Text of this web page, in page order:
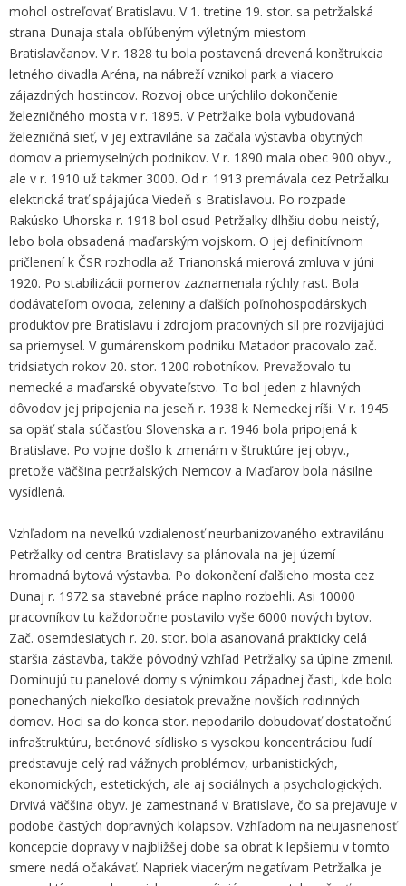
mohol ostreľovať Bratislavu. V 1. tretine 19. stor. sa petržalská
strana Dunaja stala obľúbeným výletným miestom
Bratislavčanov. V r. 1828 tu bola postavená drevená konštrukcia
letného divadla Aréna, na nábreží vznikol park a viacero
zájazdných hostincov. Rozvoj obce urýchlilo dokončenie
železničného mosta v r. 1895. V Petržalke bola vybudovaná
železničná sieť, v jej extraviláne sa začala výstavba obytných
domov a priemyselných podnikov. V r. 1890 mala obec 900 obyv.,
ale v r. 1910 už takmer 3000. Od r. 1913 premávala cez Petržalku
elektrická trať spájajúca Viedeň s Bratislavou. Po rozpade
Rakúsko-Uhorska r. 1918 bol osud Petržalky dlhšiu dobu neistý,
lebo bola obsadená maďarským vojskom. O jej definitívnom
pričlenení k ČSR rozhodla až Trianonská mierová zmluva v júni
1920. Po stabilizácii pomerov zaznamenala rýchly rast. Bola
dodávateľom ovocia, zeleniny a ďalších poľnohospodárskych
produktov pre Bratislavu i zdrojom pracovných síl pre rozvíjajúci
sa priemysel. V gumárenskom podniku Matador pracovalo zač.
tridsiatych rokov 20. stor. 1200 robotníkov. Prevažovalo tu
nemecké a maďarské obyvateľstvo. To bol jeden z hlavných
dôvodov jej pripojenia na jeseň r. 1938 k Nemeckej ríši. V r. 1945
sa opäť stala súčasťou Slovenska a r. 1946 bola pripojená k
Bratislave. Po vojne došlo k zmenám v štruktúre jej obyv.,
pretože väčšina petržalských Nemcov a Maďarov bola násilne
vysídlená.
Vzhľadom na neveľkú vzdialenosť neurbanizovaného extravilánu
Petržalky od centra Bratislavy sa plánovala na jej území
hromadná bytová výstavba. Po dokončení ďalšieho mosta cez
Dunaj r. 1972 sa stavebné práce naplno rozbehli. Asi 10000
pracovníkov tu každoročne postavilo vyše 6000 nových bytov.
Zač. osemdesiatych r. 20. stor. bola asanovaná prakticky celá
staršia zástavba, takže pôvodný vzhľad Petržalky sa úplne zmenil.
Dominujú tu panelové domy s výnimkou západnej časti, kde bolo
ponechaných niekoľko desiatok prevažne novších rodinných
domov. Hoci sa do konca stor. nepodarilo dobudovať dostatočnú
infraštruktúru, betónové sídlisko s vysokou koncentráciou ľudí
predstavuje celý rad vážnych problémov, urbanistických,
ekonomických, estetických, ale aj sociálnych a psychologických.
Drvivá väčšina obyv. je zamestnaná v Bratislave, čo sa prejavuje v
podobe častých dopravných kolapsov. Vzhľadom na neujasnenosť
koncepcie dopravy v najbližšej dobe sa obrat k lepšiemu v tomto
smere nedá očakávať. Napriek viacerým negatívam Petržalka je